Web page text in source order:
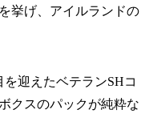
挙げ、アイルランドの
迎えたベテランSHコ
クスのパックが純粋な